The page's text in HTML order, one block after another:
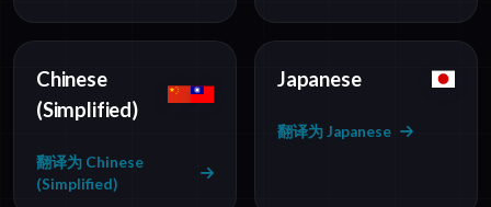
Chinese
(Simplified)
翻译为 Chinese
(Simplified)
Japanese
翻译为 Japanese